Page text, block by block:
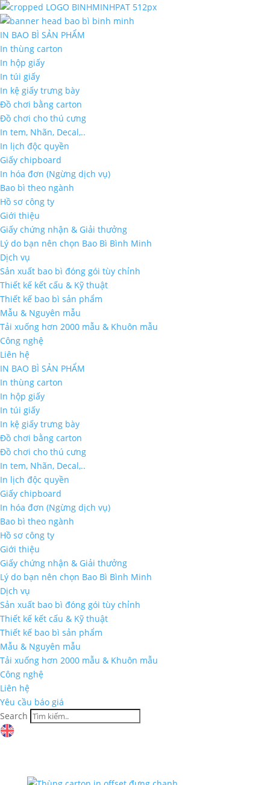
IN BAO BÌ SẢN PHẨM
In thùng carton
In hộp giấy
In túi giấy
In kệ giấy trưng bày
Đồ chơi bằng carton
Đồ chơi cho thú cưng
In tem, Nhãn, Decal,..
In lịch độc quyền
Giấy chipboard
In hóa đơn (Ngừng dịch vụ)
Bao bì theo ngành
Hồ sơ công ty
Giới thiệu
Giấy chứng nhận & Giải thưởng
Lý do bạn nên chọn Bao Bì Bình Minh
Dịch vụ
Sản xuất bao bì đóng gói tùy chỉnh
Thiết kế kết cấu & Kỹ thuật
Thiết kế bao bì sản phẩm
Mẫu & Nguyên mẫu
Tải xuống hơn 2000 mẫu & Khuôn mẫu
Công nghệ
Liên hệ
IN BAO BÌ SẢN PHẨM
In thùng carton
In hộp giấy
In túi giấy
In kệ giấy trưng bày
Đồ chơi bằng carton
Đồ chơi cho thú cưng
In tem, Nhãn, Decal,..
In lịch độc quyền
Giấy chipboard
In hóa đơn (Ngừng dịch vụ)
Bao bì theo ngành
Hồ sơ công ty
Giới thiệu
Giấy chứng nhận & Giải thưởng
Lý do bạn nên chọn Bao Bì Bình Minh
Dịch vụ
Sản xuất bao bì đóng gói tùy chỉnh
Thiết kế kết cấu & Kỹ thuật
Thiết kế bao bì sản phẩm
Mẫu & Nguyên mẫu
Tải xuống hơn 2000 mẫu & Khuôn mẫu
Công nghệ
Liên hệ
Yêu cầu báo giá
Search